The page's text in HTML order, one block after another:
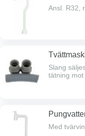
Ansl. R32,
Slang
tätning mot
Med